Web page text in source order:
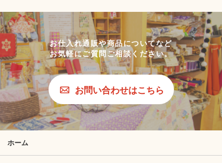
お仕入れ通販や商品についてなど
お気軽にご質問ご相談ください。
お問い合わせはこちら
ホーム